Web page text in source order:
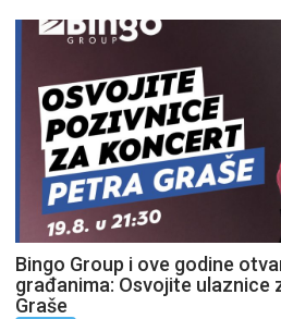
Bingo Group i ove godine
građanima: Osvojite ulaznice
Graše